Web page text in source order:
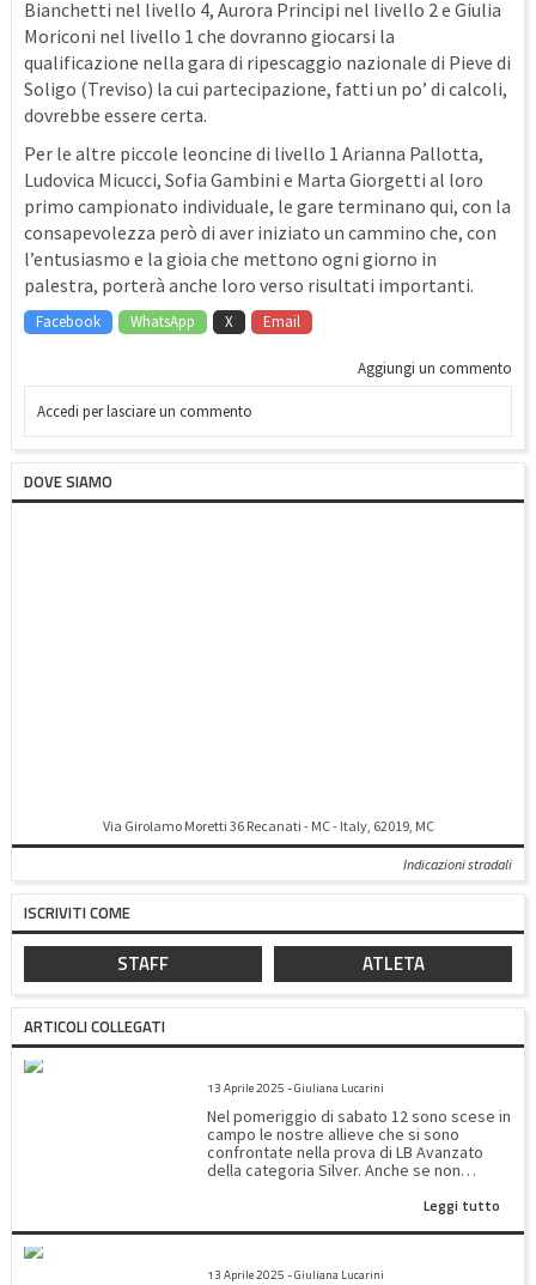
Bianchetti nel livello 4, Aurora Principi nel livello 2 e Giulia
Moriconi nel livello 1 che dovranno giocarsi la
qualificazione nella gara di ripescaggio nazionale di Pieve di
Soligo (Treviso) la cui partecipazione, fatti un po’ di calcoli,
dovrebbe essere certa.
Per le altre piccole leoncine di livello 1 Arianna Pallotta,
Ludovica Micucci, Sofia Gambini e Marta Giorgetti al loro
primo campionato individuale, le gare terminano qui, con la
consapevolezza però di aver iniziato un cammino che, con
l’entusiasmo e la gioia che mettono ogni giorno in
palestra, porterà anche loro verso risultati importanti.
Facebook WhatsApp X Email
Aggiungi un commento
Accedi per lasciare un commento
DOVE SIAMO
Via Girolamo Moretti 36 Recanati - MC - Italy, 62019, MC
Indicazioni stradali
ISCRIVITI COME
STAFF ATLETA
ARTICOLI COLLEGATI
13 Aprile 2025 - Giuliana Lucarini
Nel pomeriggio di sabato 12 sono scese in
campo le nostre allieve che si sono
confrontate nella prova di LB Avanzato
della categoria Silver. Anche se non
nostre moschettiere hanno migliorato
progressiva padronanza del programma
Rossini all'8° posto con un totale di 68,250
Leggi tutto
13 Aprile 2025 - Giuliana Lucarini